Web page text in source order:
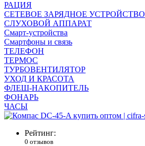
РАЦИЯ
СЕТЕВОЕ ЗАРЯДНОЕ УСТРОЙСТВО
СЛУХОВОЙ АППАРАТ
Смарт-устройства
Смартфоны и связь
ТЕЛЕФОН
ТЕРМОС
ТУРБОВЕНТИЛЯТОР
УХОД И КРАСОТА
ФЛЕШ-НАКОПИТЕЛЬ
ФОНАРЬ
ЧАСЫ
Рейтинг:
0 отзывов